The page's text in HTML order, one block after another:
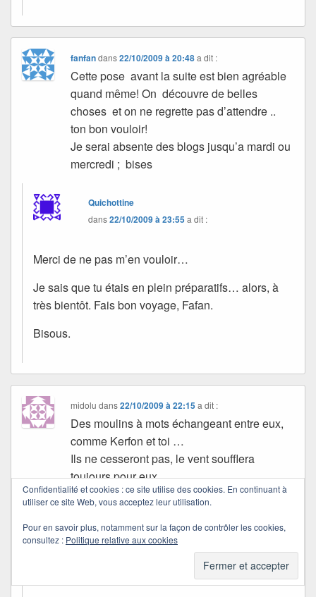
fanfandans22/10/2009 à 20:48 a dit :
Cette pose avant la suite est bien agréable
quand même! On découvre de belles
choses et on ne regrette pas d’attendre ..
ton bon vouloir!
Je serai absente des blogs jusqu’a mardi ou
mercredi ; bises
Quichottine
dans22/10/2009 à 23:55a dit :
Merci de ne pas m’en vouloir…
Je sais que tu étais en plein préparatifs… alors, à
très bientôt. Fais bon voyage, Fafan.
Bisous.
midolu dans22/10/2009 à 22:15 a dit :
Des moulins à mots échangeant entre eux,
comme Kerfon et toi …
Ils ne cesseront pas, le vent soufflera
toujours pour eux.
Merci à toi, et à vous tous.
Bisous
a dit :
Confidentialité et cookies : ce site utilise des cookies. En continuant à
utiliser ce site Web, vous acceptez leur utilisation.
Pour en savoir plus, notamment sur la façon de contrôler les cookies,
consultez : Politique relative aux cookies